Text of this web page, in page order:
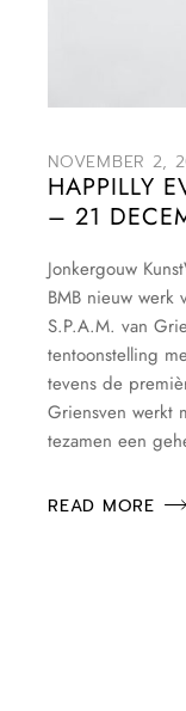
NOVEMBER 2,
HAPPILLY
– 21
Jonkergouw
BMB nieuw werk
S.P.A.M. van
tentoonstelling
tevens de
Griensven werkt
tezamen een
READ MORE